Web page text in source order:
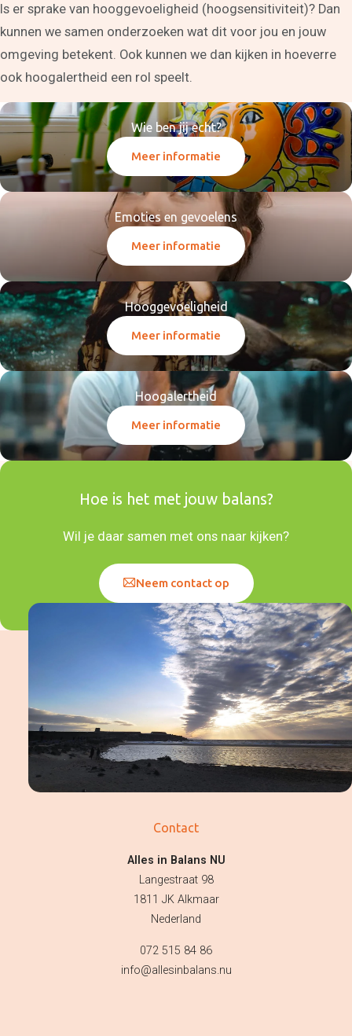
Nieuws en blogs
Wat klanten zeggen
Veelgestelde vragen
Coaching scheiden
Samengesteld gezin
problemen
Coaching overzicht
Training
Leven in balans begint bij
jezelf
Spreken in het openbaar
Intuïtief leiderschap
Effectief communiceren
Interne communicatie
verbeteren
Het Creatieproces
Communicatie in je
relatie
Teambuilding in Alkmaar
en omgeving
Assertiviteit of
vriendelijk nee zeggen
Stress te lijf
Communicatie
Communicatieadvies
Teksten
Communicatieadvies op
maat
Onze
mensbenadering
Wie ben jij echt?
Emoties en gevoelens
Hooggevoeligheid
ouders overnemen
Over ons
Maak kennis met Judith
Alles is communicatie
Relatievaardigheden
Is er sprake van hooggevoeligheid (hoogsensitiviteit)? Dan
kunnen we samen onderzoeken wat dit voor jou en jouw
omgeving betekent. Ook kunnen we dan kijken in hoeverre
ook hoogalertheid een rol speelt.
Wie ben jij echt?
Meer informatie
Emoties en gevoelens
Meer informatie
Hooggevoeligheid
Meer informatie
Hoogalertheid
Meer informatie
Hoe is het met jouw balans?
Wil je daar samen met ons naar kijken?
Neem contact op
Algemeen
Coaching
E-books
Contact
Alles in Balans NU
Langestraat 98
1811 JK Alkmaar
Nederland
072 515 84 86
info@allesinbalans.nu